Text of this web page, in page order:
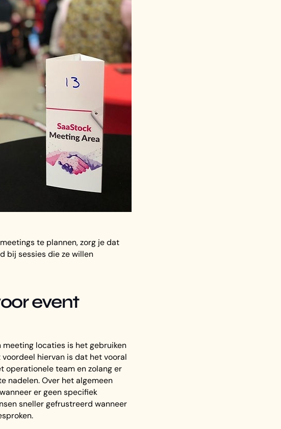
te plannen, zorg je dat
bij sessies die ze willen
event
locaties is het gebruiken
voordeel hiervan is dat het vooral
operationele team en zolang er
nadelen. Over het algemeen
er geen specifiek
sneller gefrustreerd wanneer